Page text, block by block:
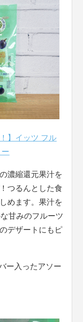
】イッツ フル
濃縮還元果汁を
つるんとした食
めます。果汁を
甘みのフルーツ
デザートにもピ
ー入ったアソー